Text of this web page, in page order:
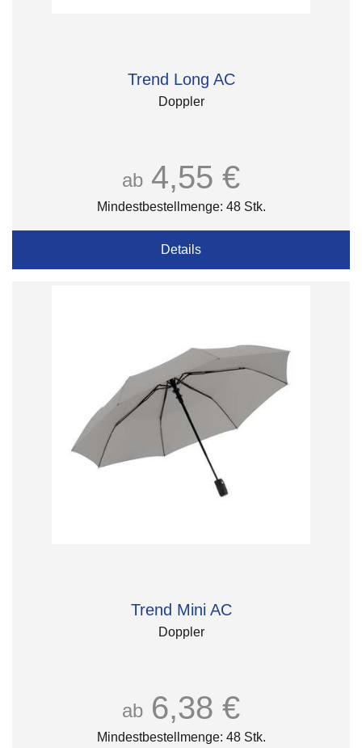
Trend Long AC
Doppler
ab 4,55 €
Mindestbestellmenge: 48 Stk.
Details
Trend Mini AC
Doppler
ab 6,38 €
Mindestbestellmenge: 48 Stk.